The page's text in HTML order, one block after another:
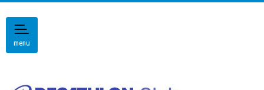
menu